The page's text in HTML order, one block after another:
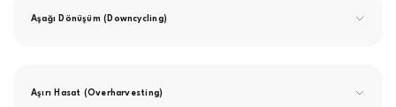
Aşağı Dönüşüm (Downcycling)
Aşırı Hasat (Overharvesting)